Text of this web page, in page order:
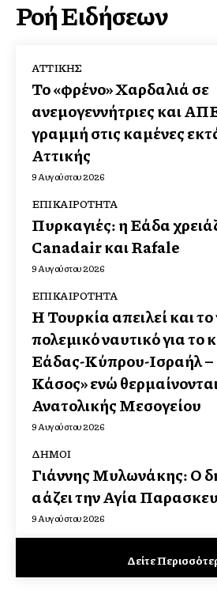
Ροή Ειδήσεων
ΑΤΤΙΚΉΣ
Το «φρένο» Χαρδαλιά σε
ανεμογεννήτριες και
γραμμή στις καμένες
Αττικής
9 Αυγούστου 2026
ΕΠΙΚΑΙΡΌΤΗΤΑ
Πυρκαγιές: η Ελλάδα
Canadair και Rafale
9 Αυγούστου 2026
ΕΠΙΚΑΙΡΌΤΗΤΑ
Η Τουρκία απειλεί και το
πολεμικό ναυτικό για το
Ελλάδας-Κύπρου-Ισραήλ
Κάσος» ενώ
Ανατολικής Μεσογείου
9 Αυγούστου 2026
ΔΉΜΟΙ
Γιάννης Μυλωνάκης: Ο
αλλάζει την Αγία
9 Αυγούστου 2026
Δείτε